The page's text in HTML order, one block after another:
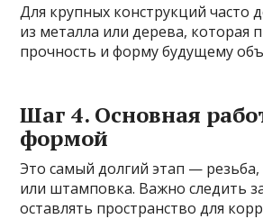
Для крупных конструкций часто
из металла или дерева, которая
прочность и форму будущему
Шаг 4. Основная
формой
Это самый долгий этап — резьба,
или штамповка. Важно следить
оставлять пространство для